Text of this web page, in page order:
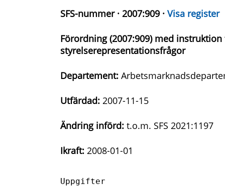
SFS-nummer · 2007:909 · Visa register
Förordning (2007:909) med
styrelserepresentationsfrågor
Departement:
Utfärdad: 2007-11-15
Ändring införd: t.o.m. SFS 2021:1197
Ikraft: 2008-01-01
Uppgifter